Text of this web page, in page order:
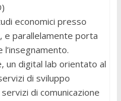
economici presso
e parallelamente porta
un digital lab orientato al
di sviluppo
di comunicazione